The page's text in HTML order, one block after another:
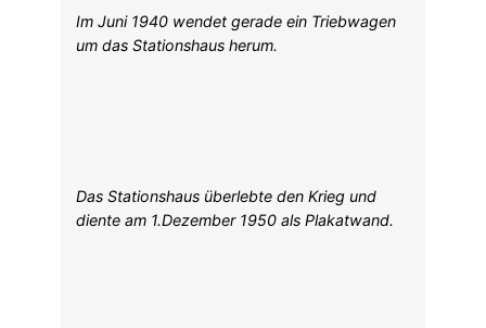
Im Juni 1940 wendet gerade ein Triebwagen
um das Stationshaus herum.
Das Stationshaus überlebte den Krieg und
diente am 1.Dezember 1950 als Plakatwand.